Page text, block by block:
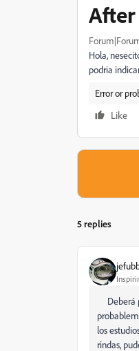
Hola,
podria
Error or
Like
5 replies
Deberá
los
rindas,